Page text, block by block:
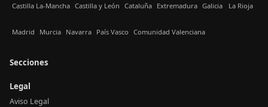
Castilla La-Mancha Castilla y León Cataluña Extremadura Galicia La Rioja
Madrid Murcia Navarra País Vasco Comunidad Valenciana
Secciones
Legal
Aviso Legal